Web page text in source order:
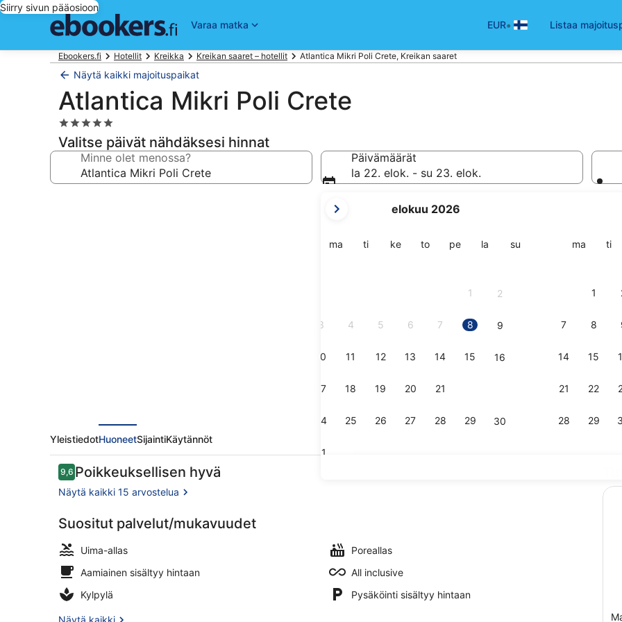
Siirry sivun pääosioon
Varaa matka
EUR• Listaa
Ebookers.fi Hotellit Kreikka Kreikan saaret – hotellit Atlantica Mikri Poli Crete, Kreikan saaret
Näytä kaikki majoituspaikat
Atlantica Mikri Poli Crete
5.0
tähden
majoituspaikka
Valitse päivät nähdäksesi hinnat
Minne olet menossa?
Päivämäärät
la 22. elok. - su 23. elok.
kuukautesi
August
elokuu 2026
mamaanantai
titiistaikekeskiviikko
totorstai
peperjantai
la lauantai
susunnuntai
1 2
3 4 5 6 7 8 9
10 11 12 13 14 15 16
17 18 19 20 21
24 25 26 27 28 29 30
31
ma ti
1
7 8
14 15
21 22
28 29
Sisäuima-allas ja 5 ulkouima-allasta avoinna 10.30–18.30, aurinkovarjoja
YleistiedotHuoneetSijaintiKäytännöt
Arvostelut
9,69,6 kautta 10.
Poikkeuksellisen hyvä
Näytä kaikki 15 arvostelua
Suositut palvelut/mukavuudet
Uima-allas
Poreallas
Aamiainen sisältyy hintaan
All inclusive
Kylpylä
Pysäköinti sisältyy hintaan
Näytä kaikki